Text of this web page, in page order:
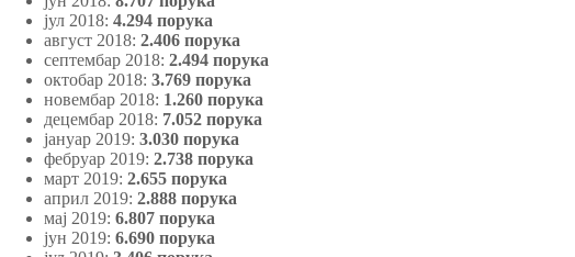
јул 2018: 4.294 порука
август 2018: 2.406 порука
септембар 2018: 2.494 порука
октобар 2018: 3.769 порука
новембар 2018: 1.260 порука
децембар 2018: 7.052 порука
јануар 2019: 3.030 порука
фебруар 2019: 2.738 порука
март 2019: 2.655 порука
април 2019: 2.888 порука
мај 2019: 6.807 порука
јун 2019: 6.690 порука